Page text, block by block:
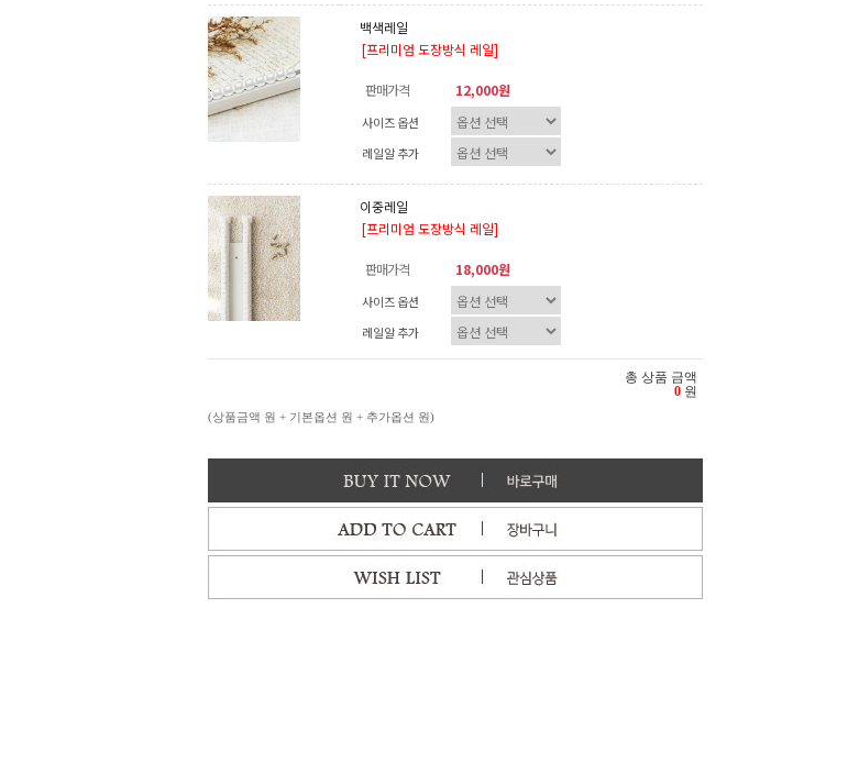
백색레일
[프리미엄 도장방식 레일]
판매가격 12,000원
사이즈 옵션
레일알 추가
이중레일
[프리미엄 도장방식 레일]
판매가격 18,000원
사이즈 옵션
레일알 추가
총 상품 금액
0 원
(상품금액 원 + 기본옵션 원 + 추가옵션 원)